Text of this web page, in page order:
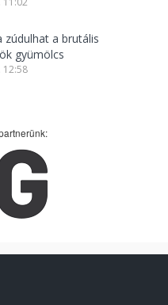
zúdulhat a brutális
gyümölcs
12:58